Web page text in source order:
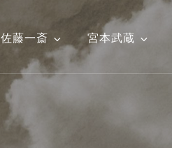
佐藤一斎 宮本武蔵